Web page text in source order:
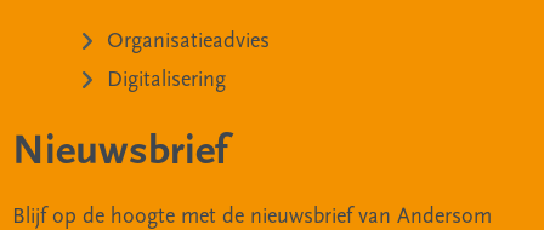
Organisatieadvies
Digitalisering
Nieuwsbrief
Blijf op de hoogte met de nieuwsbrief van Andersom